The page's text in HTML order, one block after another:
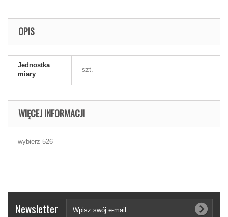
OPIS
Jednostka
miary
szt.
WIĘCEJ INFORMACJI
wybierz 526
Newsletter